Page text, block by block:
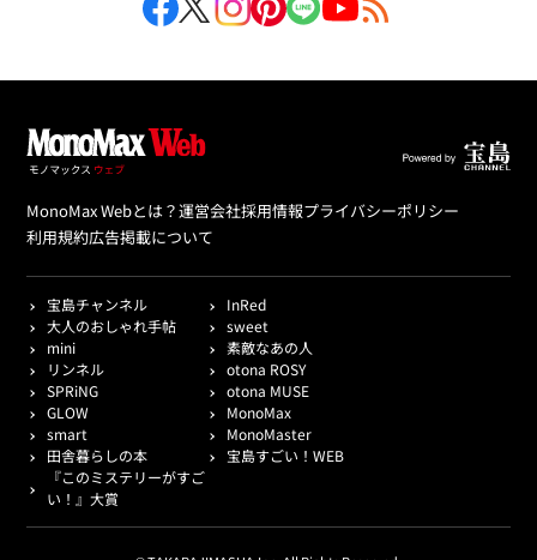
MonoMax Webとは？運営会社採用情報プライバシーポリシー
利用規約広告掲載について
宝島チャンネル
InRed
大人のおしゃれ手帖
sweet
mini
素敵なあの人
リンネル
otona ROSY
SPRiNG
otona MUSE
GLOW
MonoMax
smart
MonoMaster
田舎暮らしの本
宝島すごい！WEB
『このミステリーがすご
い！』大賞